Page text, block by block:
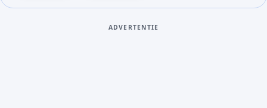
ADVERTENTIE